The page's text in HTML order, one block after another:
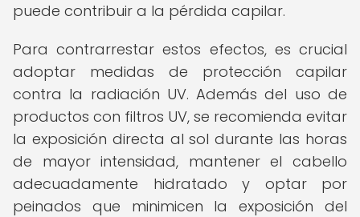
puede contribuir a la pérdida capilar.
Para contrarrestar estos efectos, es crucial
adoptar medidas de protección capilar
contra la radiación UV. Además del uso de
productos con filtros UV, se recomienda evitar
la exposición directa al sol durante las horas
de mayor intensidad, mantener el cabello
adecuadamente hidratado y optar por
peinados que minimicen la exposición del